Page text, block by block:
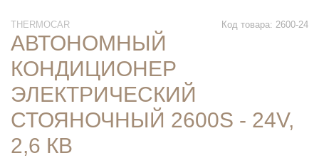
Код товара: 2600-24
THERMOCAR
АВТОНОМНЫЙ
КОНДИЦИОНЕР
ЭЛЕКТРИЧЕСКИЙ
СТОЯНОЧНЫЙ 2600S - 24V,
2,6 КВ